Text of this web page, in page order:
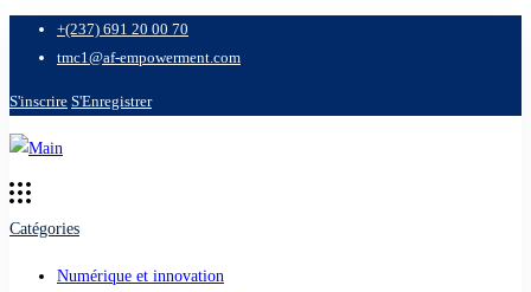
+(237) 691 20 00 70
tmc1@af-empowerment.com
S'inscrire S'Enregistrer
Catégories
Numérique et innovation